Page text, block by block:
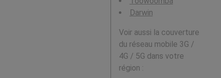
Darwin
Voir aussi la couverture
du réseau mobile 3G /
4G / 5G dans votre
région :